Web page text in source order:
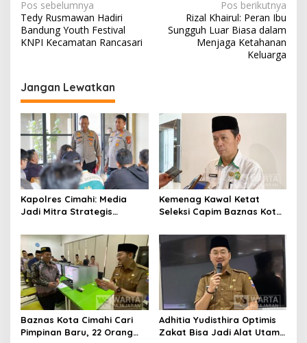
N
a
v
g
a
s
i
p
o
s
Pos sebelumnya
Tedy Rusmawan Hadiri
Bandung Youth Festival
KNPI Kecamatan Rancasari
Pos berikutnya
Rizal Khairul: Peran Ibu
Sungguh Luar Biasa dalam
Menjaga Ketahanan
Keluarga
Jangan Lewatkan
Kapolres Cimahi: Media
Jadi Mitra Strategis
Publik
Kemenag Kawal Ketat
Seleksi Capim Baznas Kota
Komisioner Baznas
Berintegritas
Baznas Kota Cimahi Cari
Pimpinan Baru, 22 Orang
Adhitia Yudisthira Optimis
Zakat Bisa Jadi Alat Utama